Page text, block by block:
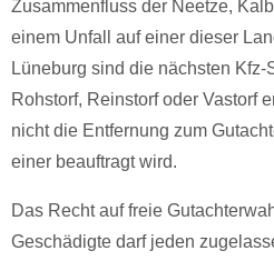
Zusammenfluss der Neetze,
einem Unfall auf einer dieser
Lüneburg sind die nächsten
Rohstorf, Reinstorf oder Vastorf
nicht die Entfernung zum
einer beauftragt wird.
Das Recht auf freie
Geschädigte darf jeden